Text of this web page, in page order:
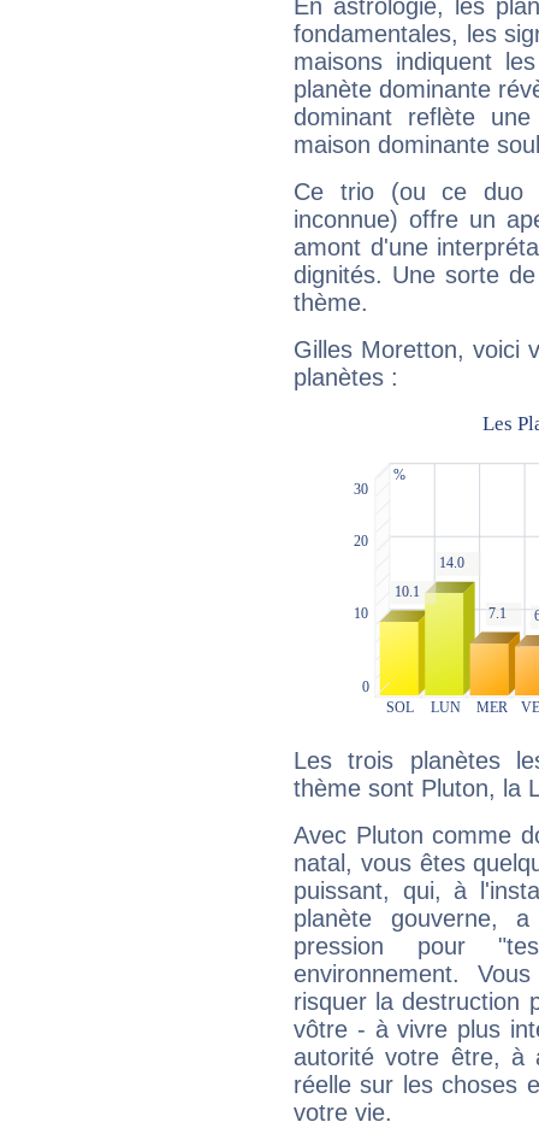
En astrologie, les
fondamentales, les
maisons indiquent
planète dominante
dominant reflète
maison dominante
Ce trio (ou ce duo
inconnue) offre un
amont d'une
dignités. Une sorte
thème.
Gilles Moretton, voici
planètes :
Les trois planètes
thème sont Pluton, la
Avec Pluton comme
natal, vous êtes
puissant, qui, à
planète gouverne,
pression pour
environnement.
risquer la destruction
vôtre - à vivre plus
autorité votre être, à
réelle sur les choses
votre vie.